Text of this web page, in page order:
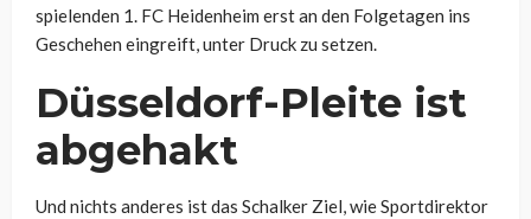
spielenden 1. FC Heidenheim erst an den Folgetagen ins
Geschehen eingreift, unter Druck zu setzen.
Düsseldorf-Pleite ist
abgehakt
Und nichts anderes ist das Schalker Ziel, wie Sportdirektor